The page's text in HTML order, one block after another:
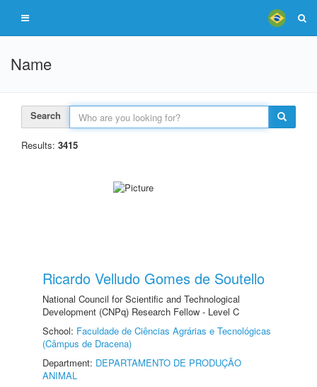
Name
Search
Results: 3415
Ricardo Velludo Gomes de Soutello
National Council for Scientific and Technological
Development (CNPq) Research Fellow - Level C
School: Faculdade de Ciências Agrárias e Tecnológicas
(Câmpus de Dracena)
Department: DEPARTAMENTO DE PRODUÇÃO
ANIMAL